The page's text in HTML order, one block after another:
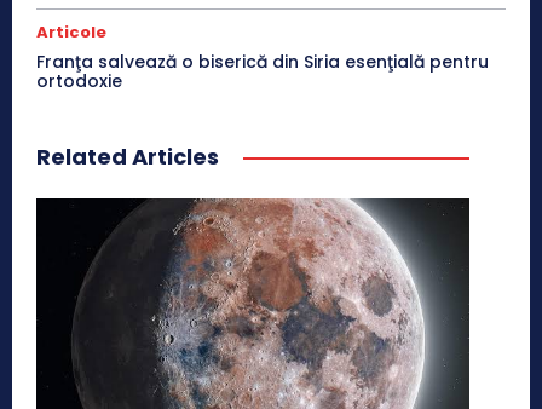
Articole
Franţa salvează o biserică din Siria esenţială pentru
ortodoxie
Related Articles